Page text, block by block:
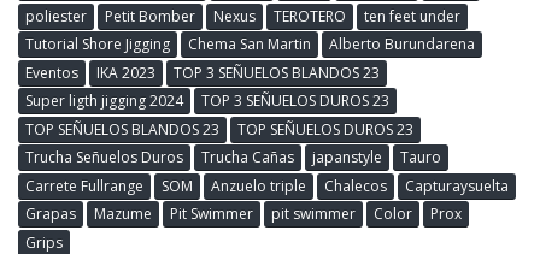
poliester
Petit Bomber Nexus TEROTERO
ten feet under
Tutorial Shore Jigging
Chema San Martin
Alberto Burundarena
Eventos
IKA 2023
TOP 3 SEÑUELOS BLANDOS 23
Super ligth jigging 2024
TOP 3 SEÑUELOS DUROS 23
TOP SEÑUELOS BLANDOS 23
TOP SEÑUELOS DUROS 23
Trucha Señuelos Duros
Trucha Cañas japanstyle
Tauro
Carrete Fullrange
SOM Anzuelo triple Chalecos
Capturaysuelta
Grapas
Mazume Pit Swimmer pit swimmer Color
Prox
Grips